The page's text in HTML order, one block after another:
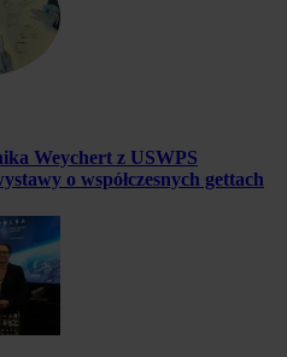
Weychert z USWPS
o współczesnych gettach